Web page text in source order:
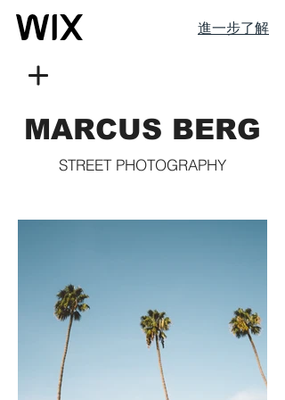
進一步了解